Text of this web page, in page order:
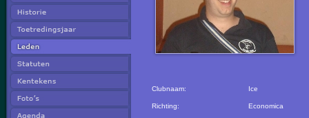
Clubnaam: Ice
Richting: Economica